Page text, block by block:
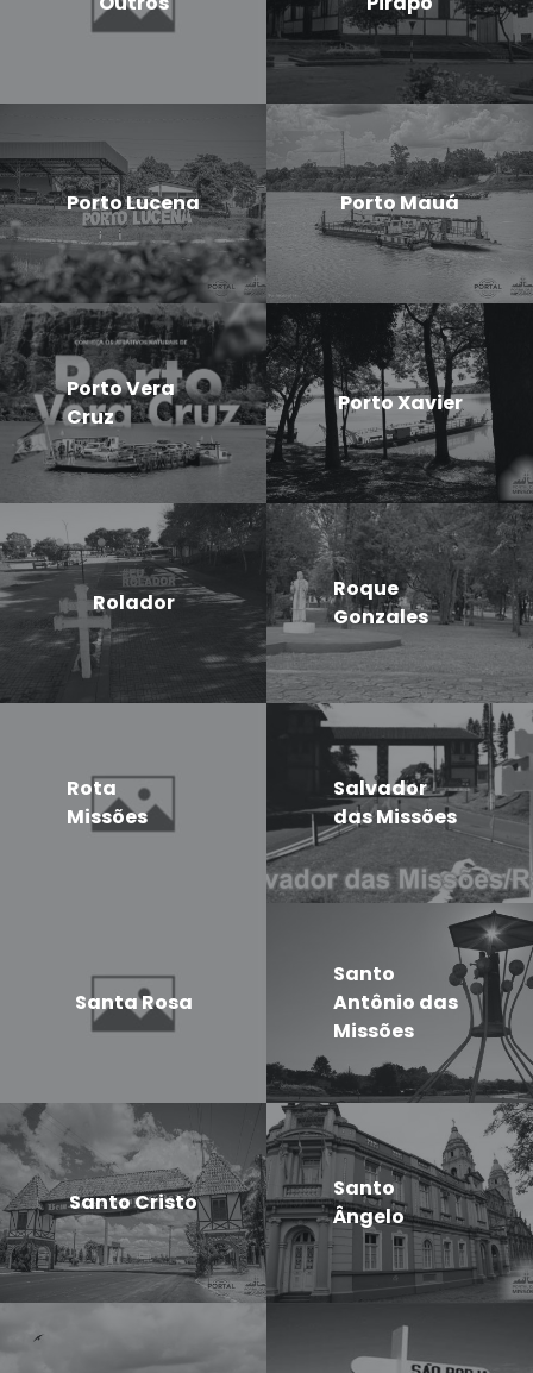
Porto Lucena Porto Mauá
Porto Vera
Cruz
Porto Xavier
Rolador
Roque
Gonzales
Rota
Missões
Salvador
das Missões
Santa Rosa
Santo
Antônio das
Missões
Santo Cristo
Santo
Ângelo